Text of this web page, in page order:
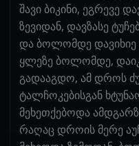
შავი ბიკინი, ეგრევე
ზევიდან, დავზასე
და ბოლომდე დავიხიე
ყლეზე ბოლომდე,
გადააგდო, ამ დროს
ტალჩოკებისგან
მეხეთქებოდა
რაღაც დროის მერე